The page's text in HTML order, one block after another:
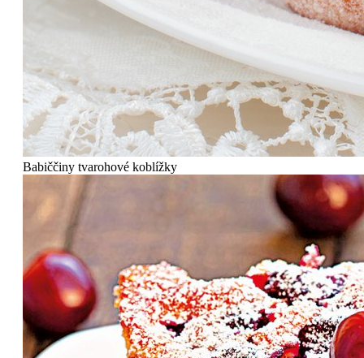
Babiččiny tvarohové koblížky